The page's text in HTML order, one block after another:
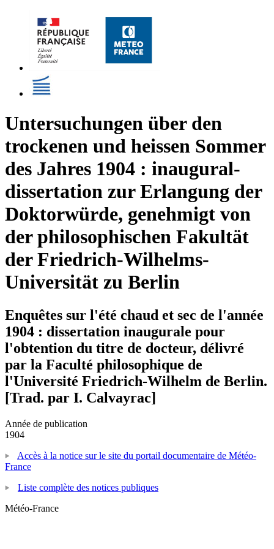
Untersuchungen über den
trockenen und heissen Sommer
des Jahres 1904 : inaugural-
dissertation zur Erlangung der
Doktorwürde, genehmigt von
der philosophischen Fakultät
der Friedrich-Wilhelms-
Universität zu Berlin
Enquêtes sur l'été chaud et sec de l'année
1904 : dissertation inaugurale pour
l'obtention du titre de docteur, délivré
par la Faculté philosophique de
l'Université Friedrich-Wilhelm de Berlin.
[Trad. par I. Calvayrac]
Année de publication
1904
Accès à la notice sur le site du portail documentaire de Météo-
France
Liste complète des notices publiques
Météo-France